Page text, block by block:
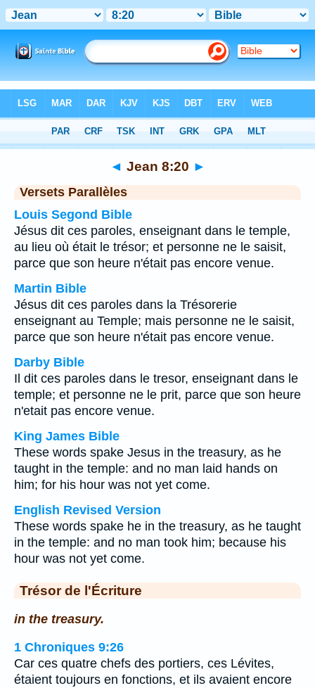
Chapitre 8> Verset 20
◄ Jean 8:20 ►
Versets Parallèles
Louis Segond Bible
Jésus dit ces paroles, enseignant dans le temple,
au lieu où était le trésor; et personne ne le saisit,
parce que son heure n'était pas encore venue.
Martin Bible
Jésus dit ces paroles dans la Trésorerie
enseignant au Temple; mais personne ne le saisit,
parce que son heure n'était pas encore venue.
Darby Bible
Il dit ces paroles dans le tresor, enseignant dans le
temple; et personne ne le prit, parce que son heure
n'etait pas encore venue.
King James Bible
These words spake Jesus in the treasury, as he
taught in the temple: and no man laid hands on
him; for his hour was not yet come.
English Revised Version
These words spake he in the treasury, as he taught
in the temple: and no man took him; because his
hour was not yet come.
Trésor de l'Écriture
in the treasury.
1 Chroniques 9:26
Car ces quatre chefs des portiers, ces Lévites,
étaient toujours en fonctions, et ils avaient encore